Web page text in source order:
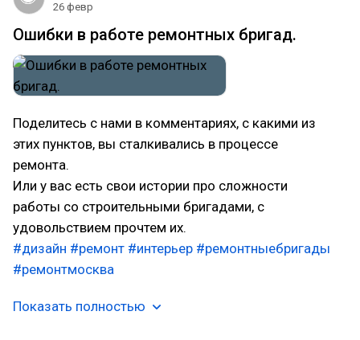
26 февр
Ошибки в работе ремонтных бригад.
Поделитесь с нами в комментариях, с какими из
этих пунктов, вы сталкивались в процессе
ремонта.
Или у вас есть свои истории про сложности
работы со строительными бригадами, с
удовольствием прочтем их.
#дизайн #ремонт #интерьер #ремонтныебригады
#ремонтмосква
Показать полностью